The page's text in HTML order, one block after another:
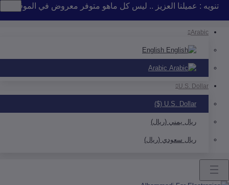
: عميلنا العزيز .. ليس كل ماهو متوفر معروض في الموقع .. إذا لم
English
Arabic
U.S.
U.S. Dollar ($)
ريال يمني (ريال)
ريال سعودي (ريال)